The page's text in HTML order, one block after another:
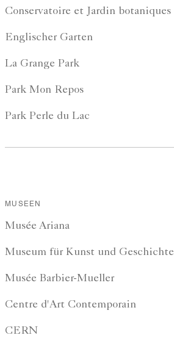
Conservatoire et Jardin botaniques
Englischer Garten
La Grange Park
Park Mon Repos
Park Perle du Lac
MUSEEN
Musée Ariana
Museum für Kunst und Geschichte
Musée Barbier-Mueller
Centre d'Art Contemporain
CERN